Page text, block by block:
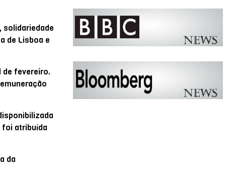
solidariedade
de Lisboa e
de fevereiro.
foi atribuída
da